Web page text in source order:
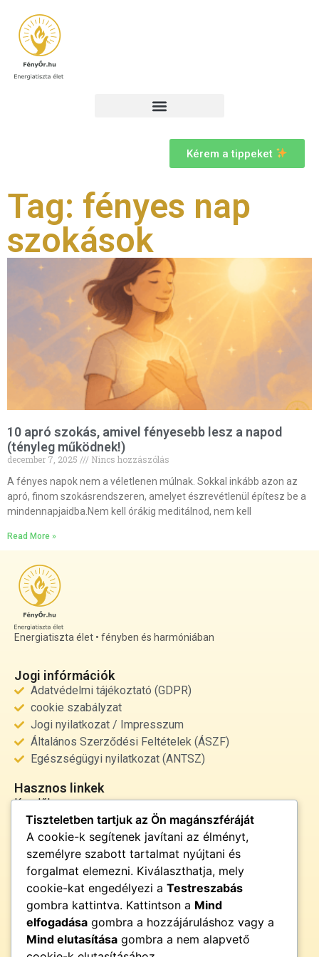
Kérem a tippeket
Tag: fényes nap
szokások
10 apró szokás, amivel fényesebb lesz a napod
(tényleg működnek!)
december 7, 2025
Nincs hozzászólás
A fényes napok nem a véletlenen múlnak. Sokkal inkább azon az
apró, finom szokásrendszeren, amelyet észrevétlenül építesz be a
mindennapjaidba.Nem kell órákig meditálnod, nem kell
Read More »
Energiatiszta élet • fényben és harmóniában
Jogi infórmációk
Adatvédelmi tájékoztató (GDPR)
cookie szabályzat
Jogi nyilatkozat / Impresszum
Általános Szerződési Feltételek (ÁSZF)
Egészségügyi nyilatkozat (ANTSZ)
Hasznos linkek
Kezdőlap
Rólunk
Szolgáltatások
Kapcsolat
Kapcsolat
info@fenyor.hu
+36 30 000 0000
Magyarország
Tiszteletben tartjuk az Ön magánszféráját
A cookie-k segítenek javítani az élményt,
személyre szabott tartalmat nyújtani és
forgalmat elemezni. Kiválaszthatja, mely
cookie-kat engedélyezi a Testreszabás
gombra kattintva. Kattintson a Mind
elfogadása gombra a hozzájáruláshoz vagy a
Mind elutasítása gombra a nem alapvető